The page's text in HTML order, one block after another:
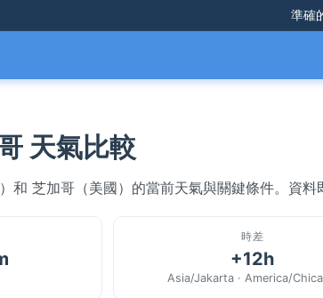
準確
天氣比較
和 芝加哥（美國）的當前天氣與關鍵條件。資料
時差
+12h
Asia/Jakarta · America/